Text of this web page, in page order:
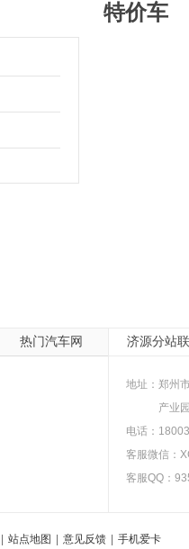
特价车
热门汽车网 济源分站
地址： 郑州
产业
电话：
客服微信：
客服QQ：
站点地图 意见反馈 手机爱卡